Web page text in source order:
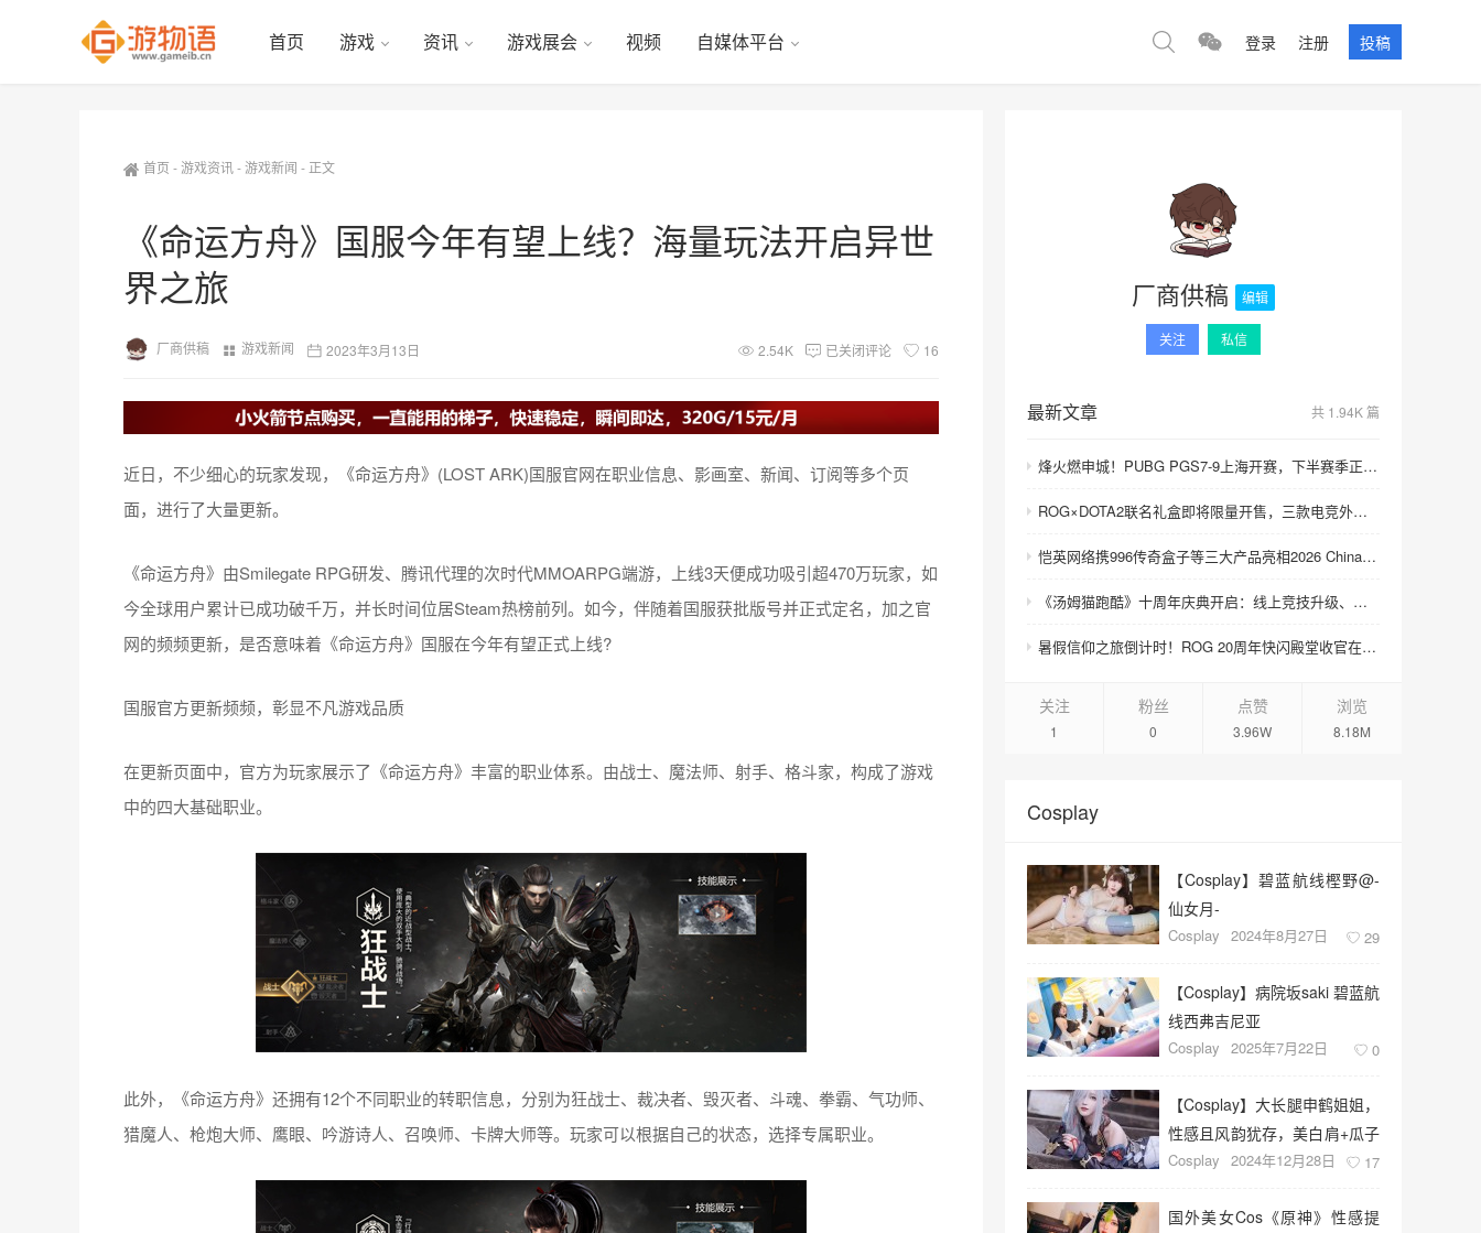
首页 游戏 资讯 游戏展会 视频 自媒体平台 登录 注册 投稿
首页 -游戏资讯-游戏新闻 - 正文
《命运方舟》国服今年有望上线？海量玩法开启异世
界之旅
厂商供稿 游戏新闻 2023年3月13日 2.54K 已关闭评论 16
近日，不少细心的玩家发现，《命运方舟》(LOST ARK)国服官网在职业信息、影画室、新闻、订阅等多个页
面，进行了大量更新。
《命运方舟》由Smilegate RPG研发、腾讯代理的次时代MMOARPG端游，上线3天便成功吸引超470万玩家，如
今全球用户累计已成功破千万，并长时间位居Steam热榜前列。如今，伴随着国服获批版号并正式定名，加之官
网的频频更新，是否意味着《命运方舟》国服在今年有望正式上线?
国服官方更新频频，彰显不凡游戏品质
在更新页面中，官方为玩家展示了《命运方舟》丰富的职业体系。由战士、魔法师、射手、格斗家，构成了游戏
中的四大基础职业。
此外，《命运方舟》还拥有12个不同职业的转职信息，分别为狂战士、裁决者、毁灭者、斗魂、拳霸、气功师、
猎魔人、枪炮大师、鹰眼、吟游诗人、召唤师、卡牌大师等。玩家可以根据自己的状态，选择专属职业。
厂商供稿 编辑
关注 私信
最新文章 共 1.94K 篇
烽火燃申城！PUBG PGS7-9上海开赛，下半赛季正式打响！
ROG×DOTA2联名礼盒即将限量开售，三款电竞外设致敬玩家青春记忆
恺英网络携996传奇盒子等三大产品亮相2026 ChinaJoy 沙巴克城、归心城池实景落地展馆
《汤姆猫跑酷》十周年庆典开启：线上竞技升级、上海主题快闪火热进行中
暑假信仰之旅倒计时！ROG 20周年快闪殿堂收官在即，尖货装备等你来战
关注
1
粉丝
0
点赞
3.96W
浏览
8.18M
Cosplay
【Cosplay】碧蓝航线樫野@-
仙女月-
Cosplay 2024年8月27日 29
【Cosplay】病院坂saki 碧蓝航
线西弗吉尼亚
Cosplay 2025年7月22日 0
【Cosplay】大长腿申鹤姐姐，
性感且风韵犹存，美白肩+瓜子
脸，侧脸YYDS
Cosplay 2024年12月28日 17
国外美女Cos《原神》性感提